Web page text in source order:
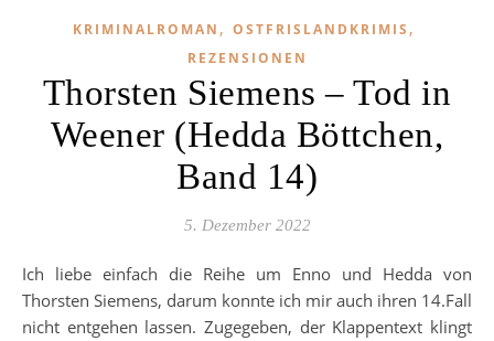
KRIMINALROMAN , OSTFRISLANDKRIMIS ,
REZENSIONEN
Thorsten Siemens – Tod in
Weener (Hedda Böttchen,
Band 14)
5. Dezember 2022
Ich liebe einfach die Reihe um Enno und Hedda von
Thorsten Siemens, darum konnte ich mir auch ihren 14.Fall
nicht entgehen lassen. Zugegeben, der Klappentext klingt